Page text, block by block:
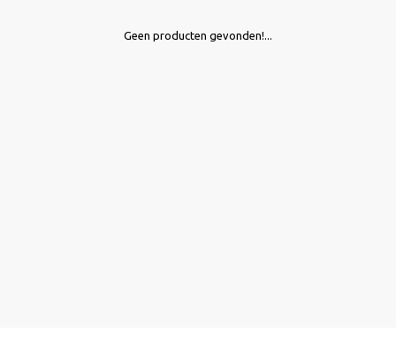
Geen producten gevonden!...